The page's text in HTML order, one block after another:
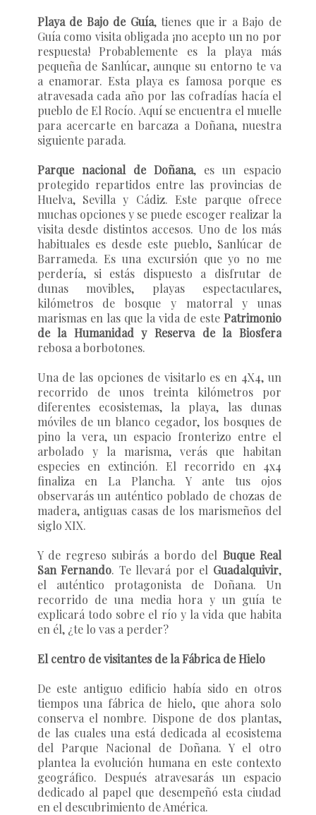
Playa de Bajo de Guía, tienes que ir a Bajo de
Guía como visita obligada ¡no acepto un no por
respuesta! Probablemente es la playa más
pequeña de Sanlúcar, aunque su entorno te va
a enamorar. Esta playa es famosa porque es
atravesada cada año por las cofradías hacía el
pueblo de El Rocío. Aquí se encuentra el muelle
para acercarte en barcaza a Doñana, nuestra
siguiente parada.
Parque nacional de Doñana, es un espacio
protegido repartidos entre las provincias de
Huelva, Sevilla y Cádiz. Este parque ofrece
muchas opciones y se puede escoger realizar la
visita desde distintos accesos. Uno de los más
habituales es desde este pueblo, Sanlúcar de
Barrameda. Es una excursión que yo no me
perdería, si estás dispuesto a disfrutar de
dunas movibles, playas espectaculares,
kilómetros de bosque y matorral y unas
marismas en las que la vida de este Patrimonio
de la Humanidad y Reserva de la Biosfera
rebosa a borbotones.
Una de las opciones de visitarlo es en 4X4, un
recorrido de unos treinta kilómetros por
diferentes ecosistemas, la playa, las dunas
móviles de un blanco cegador, los bosques de
pino la vera, un espacio fronterizo entre el
arbolado y la marisma, verás que habitan
especies en extinción. El recorrido en 4x4
finaliza en La Plancha. Y ante tus ojos
observarás un auténtico poblado de chozas de
madera, antiguas casas de los marismeños del
siglo XIX.
Y de regreso subirás a bordo del Buque Real
San Fernando. Te llevará por el Guadalquivir,
el auténtico protagonista de Doñana. Un
recorrido de una media hora y un guía te
explicará todo sobre el río y la vida que habita
en él, ¿te lo vas a perder?
El centro de visitantes de la Fábrica de Hielo
De este antiguo edificio había sido en otros
tiempos una fábrica de hielo, que ahora solo
conserva el nombre. Dispone de dos plantas,
de las cuales una está dedicada al ecosistema
del Parque Nacional de Doñana. Y el otro
plantea la evolución humana en este contexto
geográfico. Después atravesarás un espacio
dedicado al papel que desempeñó esta ciudad
en el descubrimiento de América.